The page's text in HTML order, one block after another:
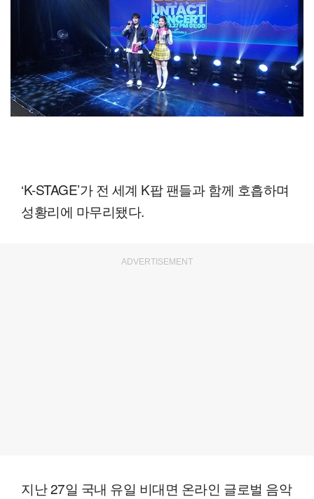
‘K-STAGE’가 전 세계 K팝 팬들과 함께 호흡하며
성황리에 마무리됐다.
ADVERTISEMENT
지난 27일 국내 유일 비대면 온라인 글로벌 음악